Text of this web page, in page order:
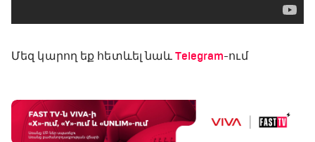
Մեզ կարող եք հետևել նաև Telegram-ում